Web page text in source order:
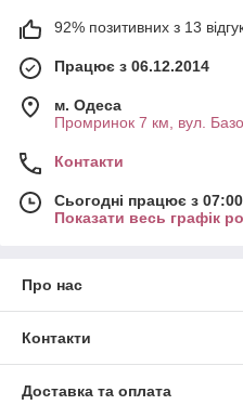
92% позитивних з 13
Працює з 06.12.2014
м. Одеса
Промринок 7 км, вул.
Контакти
Сьогодні працює з
Показати весь графік
Про нас
Контакти
Доставка та оплата